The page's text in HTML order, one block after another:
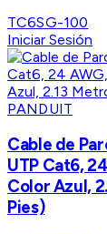
TC6SG-100
Iniciar Sesión
PANDUIT
Cable de
UTP Cat6,
Color Azul,
Pies)